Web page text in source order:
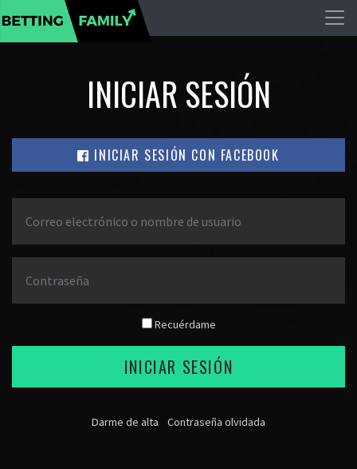
INICIAR SESIÓN
INICIAR SESIÓN CON FACEBOOK
Recuérdame
INICIAR SESIÓN
Darme de alta Contraseña olvidada